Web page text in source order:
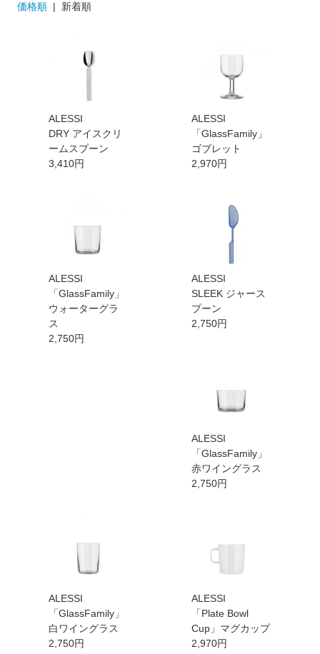
価格順 | 新着順
ALESSI
DRY アイスクリ
ームスプーン
3,410円
ALESSI
「GlassFamily」
ゴブレット
2,970円
ALESSI
「GlassFamily」
ウォーターグラ
ス
2,750円
ALESSI
SLEEK ジャース
プーン
2,750円
ALESSI
「GlassFamily」
赤ワイングラス
2,750円
ALESSI
「GlassFamily」
白ワイングラス
2,750円
ALESSI
「Plate Bowl
Cup」マグカップ
2,970円